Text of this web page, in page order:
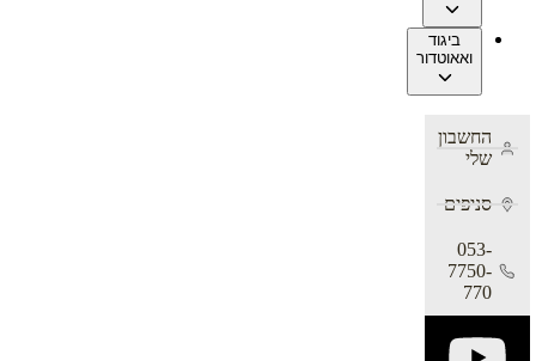
ביגוד
ואאוטדור
החשבון
שלי
סניפים
053-
7750-
770